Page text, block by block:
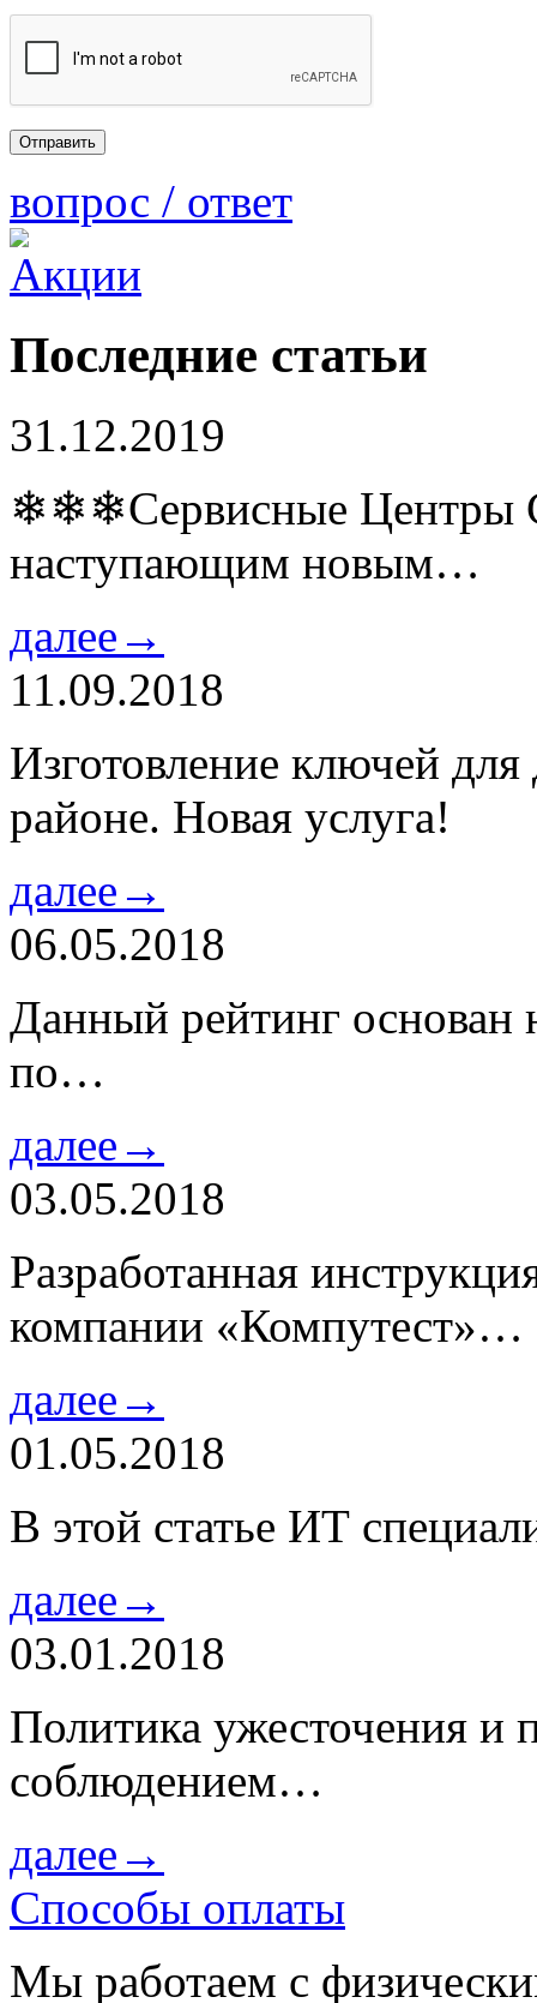
вопрос / ответ
Последние статьи
31.12.2019
❄❄❄Сервисные Центры
наступающим новым…
далее→
11.09.2018
Изготовление ключей
районе. Новая услуга!
далее→
06.05.2018
Данный рейтинг основан
по…
далее→
03.05.2018
Разработанная
компании «Компутест»…
далее→
01.05.2018
В этой статье ИТ
далее→
03.01.2018
Политика ужесточения и
соблюдением…
далее→
Способы оплаты
Мы работаем с